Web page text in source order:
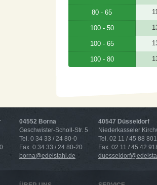
80 - 65
100 - 50
100 - 65
100 - 80
04552 Borna
Geschwister-Scholl-Str. 5
Tel. 0 34 33 / 24 80-0
Fax. 0 34 33 / 24 80-20
borna@edelstahl.de
40547 Düsseldorf
Niederkasseler
Tel. 02 11 / 45 88 801
Fax. 02 11 / 45 42